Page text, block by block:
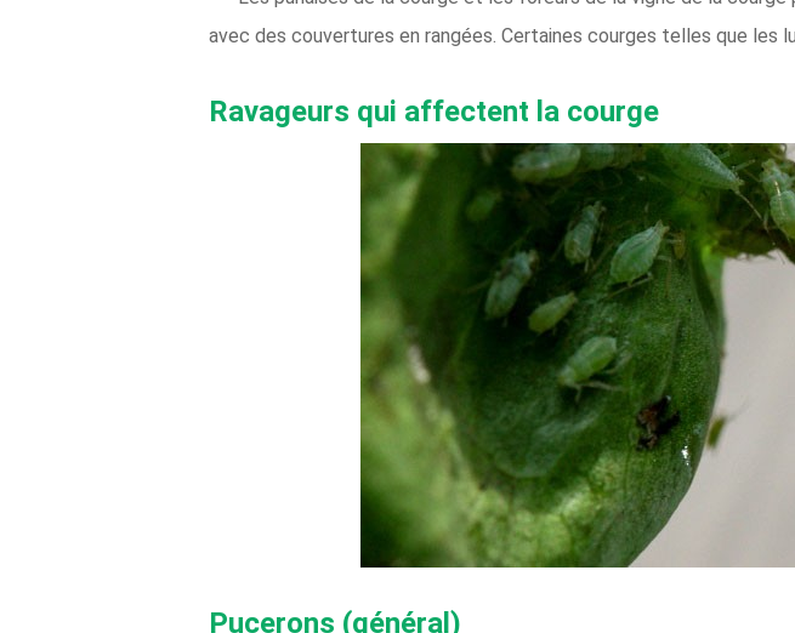
avec des couvertures en rangées. Certaines courges telles que
Ravageurs qui affectent la courge
Pucerons (général)